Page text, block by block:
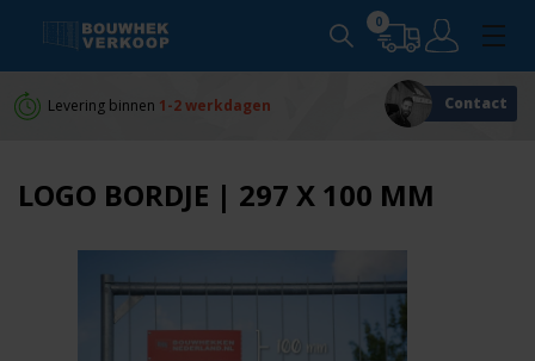
0
Levering binnen 1-2 werkdagen Persoonlijkadvies
Contact
LOGO BORDJE | 297 X 100 MM